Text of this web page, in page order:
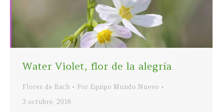
Water Violet, flor de la alegría
Flores de Bach Por Equipo Mundo Nuevo
3 octubre, 2018